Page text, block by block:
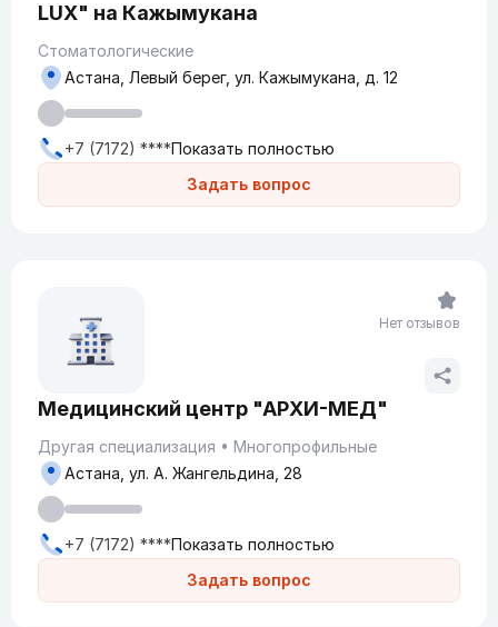
LUX" на Кажымукана
Стоматологические
Задать вопрос
Астана, Левый берег, ул. Кажымукана, д. 12
+7 (7172) ****Показать полностью
Медицинский центр "АРХИ-МЕД"
Другая специализация Многопрофильные
Задать вопрос
Астана, ул. А. Жангельдина, 28
+7 (7172) ****Показать полностью
Нет отзывов